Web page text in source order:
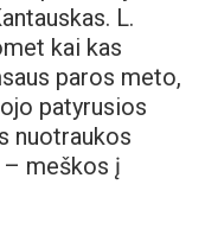
L.
kai kas
paros meto,
patyrusios
nuotraukos
meškos į